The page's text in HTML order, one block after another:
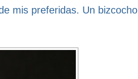
mis preferidas. Un bizcocho